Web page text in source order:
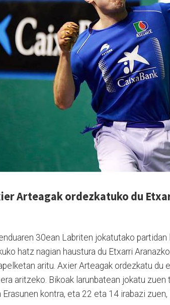
Arteagak ordezkatuko du
30ean Labriten jokatutako
hatz nagian haustura du Etxarri
aritu. Axier Arteagak ordezkatu du
aritzeko. Bikoak larunbatean jokatu
Erasunen kontra, eta 22 eta 14 irabazi